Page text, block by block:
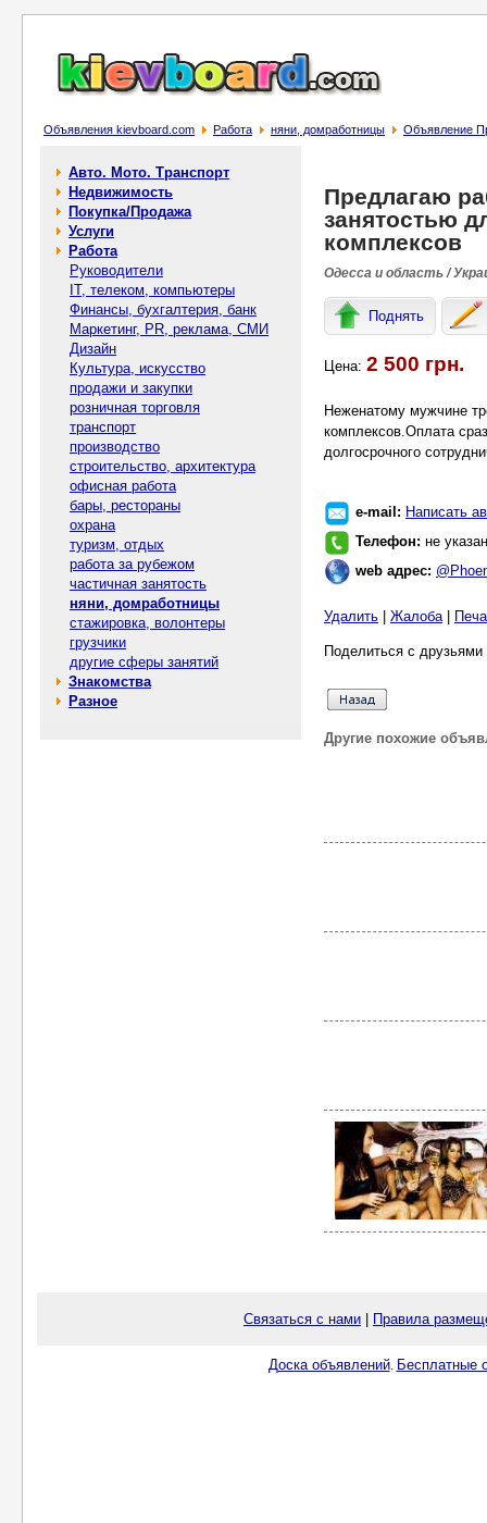
Объявления kievboard.com Работа няни, домработницы Объявление
Авто. Мото. Транспорт
Недвижимость
Покупка/Продажа
Услуги
Работа
Руководители
IT, телеком, компьютеры
Финансы, бухгалтерия, банк
Маркетинг, PR, реклама, СМИ
Дизайн
Культура, искусство
продажи и закупки
розничная торговля
транспорт
производство
строительство, архитектура
офисная работа
бары, рестораны
охрана
туризм, отдых
работа за рубежом
частичная занятость
няни, домработницы
стажировка, волонтеры
грузчики
другие сферы занятий
Знакомства
Разное
Предлагаю
занятостью
комплексов
Одесса и область /
Поднять
Цена: 2 500 грн.
Неженатому мужчине
комплексов.Оплата
долгосрочного
e-mail: Написать
Телефон: не указан
web адрес:
Удалить Жалоба|
Поделиться с
Другие похожие
Связаться с нами Правила
Доска объявлений. Бесплатные